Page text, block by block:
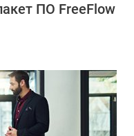
ПО FreeFlow